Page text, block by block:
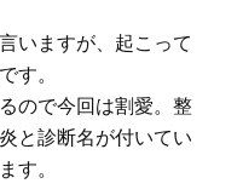
いますが、起こって
す。
ので今回は割愛。整
と診断名が付いてい
す。